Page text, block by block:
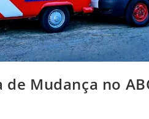
Mudança no